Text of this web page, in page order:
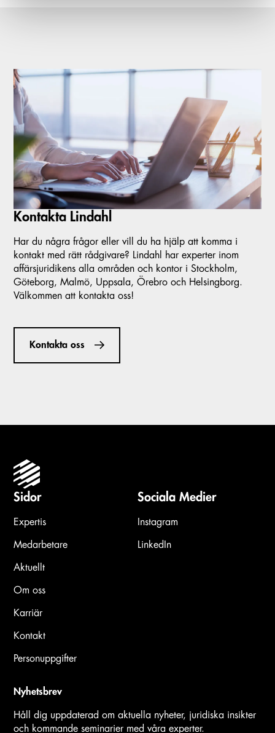
Kontakta Lindahl
Har du några frågor eller vill du ha hjälp att komma i
kontakt med rätt rådgivare? Lindahl har experter inom
affärsjuridikens alla områden och kontor i Stockholm,
Göteborg, Malmö, Uppsala, Örebro och Helsingborg.
Välkommen att kontakta oss!
Kontakta oss
Sidor
Expertis
Medarbetare
Aktuellt
Om oss
Karriär
Kontakt
Personuppgifter
Sociala Medier
Instagram
LinkedIn
Nyhetsbrev
Håll dig uppdaterad om aktuella nyheter, juridiska insikter
och kommande seminarier med våra experter.